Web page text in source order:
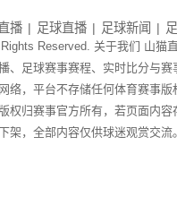
播 足球直播 足球新闻
Reserved. 关于我们 山猫
、足球赛事赛程、实时比分与赛
络，平台不存储任何体育赛事版
权归赛事官方所有，若页面内容
架，全部内容仅供球迷观赏交流。